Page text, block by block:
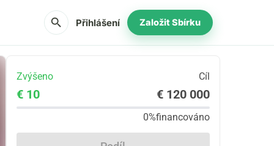
search Přihlášení Založit Sbírku
Zvýšeno Cíl
€ 10 € 120 000
0%financováno